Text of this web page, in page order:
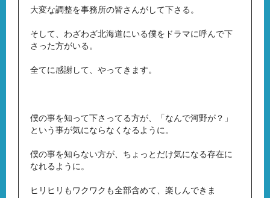
大変な調整を事務所の皆さんがして下さる。
そして、わざわざ北海道にいる僕をドラマに呼んで下
さった方がいる。
全てに感謝して、やってきます。
僕の事を知って下さってる方が、「なんで河野が？」
という事が気にならなくなるように。
僕の事を知らない方が、ちょっとだけ気になる存在に
なれるように。
ヒリヒリもワクワクも全部含めて、楽しんできま